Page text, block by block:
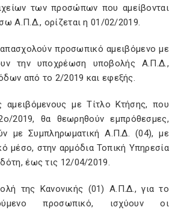
των προσώπων που αμείβονται
Α.Π.Δ., ορίζεται η 01/02/2019.
προσωπικό αμειβόμενο με
την υποχρέωση υποβολής Α.Π.Δ.,
από το 2/2019 και εφεξής.
αμειβόμενους με Τίτλο Κτήσης, που
2019, θα θεωρηθούν εμπρόθεσμες,
με Συμπληρωματική Α.Π.Δ. (04), με
μέσο, στην αρμόδια Τοπική Υπηρεσία
έως τις 12/04/2019.
της Κανονικής (01) Α.Π.Δ., για το
προσωπικό, ισχύουν οι